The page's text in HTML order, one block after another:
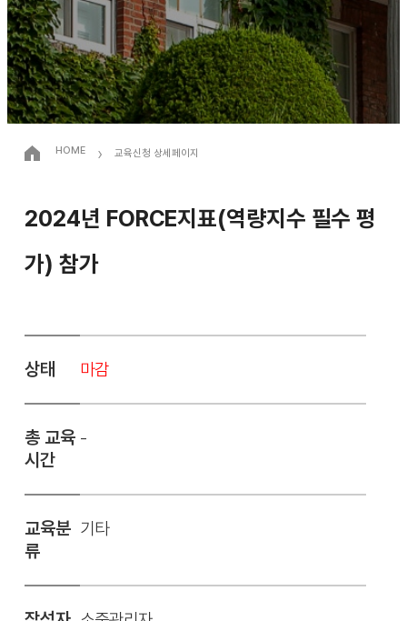
HOME › 교육신청 상세페이지
2024년 FORCE지표(역량지수 필수 평
가) 참가
상태 마감
총 교육
시간
-
교육분
류
기타